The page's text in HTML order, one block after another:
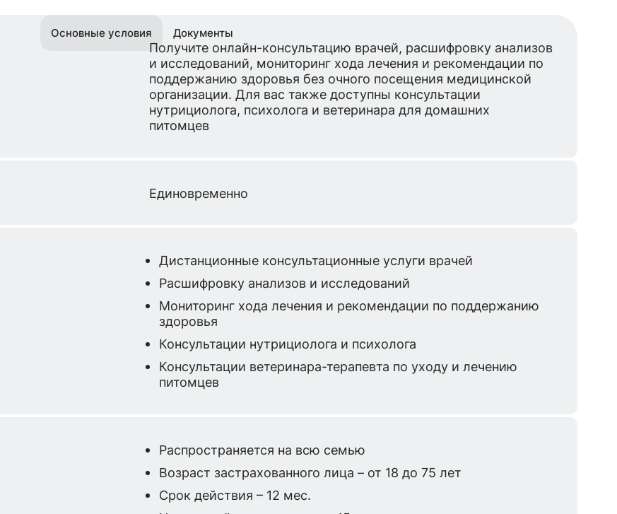
Основные условия Документы
Получите онлайн-консультацию врачей, расшифровку анализов
и исследований, мониторинг хода лечения и рекомендации по
поддержанию здоровья без очного посещения медицинской
организации. Для вас также доступны консультации
нутрициолога, психолога и ветеринара для домашних
питомцев
Единовременно
Дистанционные консультационные услуги врачей
Расшифровку анализов и исследований
Мониторинг хода лечения и рекомендации по поддержанию
здоровья
Консультации нутрициолога и психолога
Консультации ветеринара-терапевта по уходу и лечению
питомцев
Распространяется на всю семью
Возраст застрахованного лица – от 18 до 75 лет
Срок действия – 12 мес.